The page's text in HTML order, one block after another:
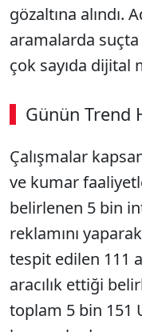
gözaltına alındı.
aramalarda suçta
çok sayıda dijital
Günün Trend
SÖZCÜ SON DAKİKA
Çalışmalar
ve kumar
belirlenen 5 bin
reklamını
tespit edilen 111
aracılık ettiği
toplam 5 bin 151